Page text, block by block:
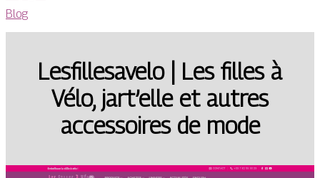
Blog
Lesfil­lesave­lo | Les filles à
Vélo, jart’elle et autres
accessoires de mode